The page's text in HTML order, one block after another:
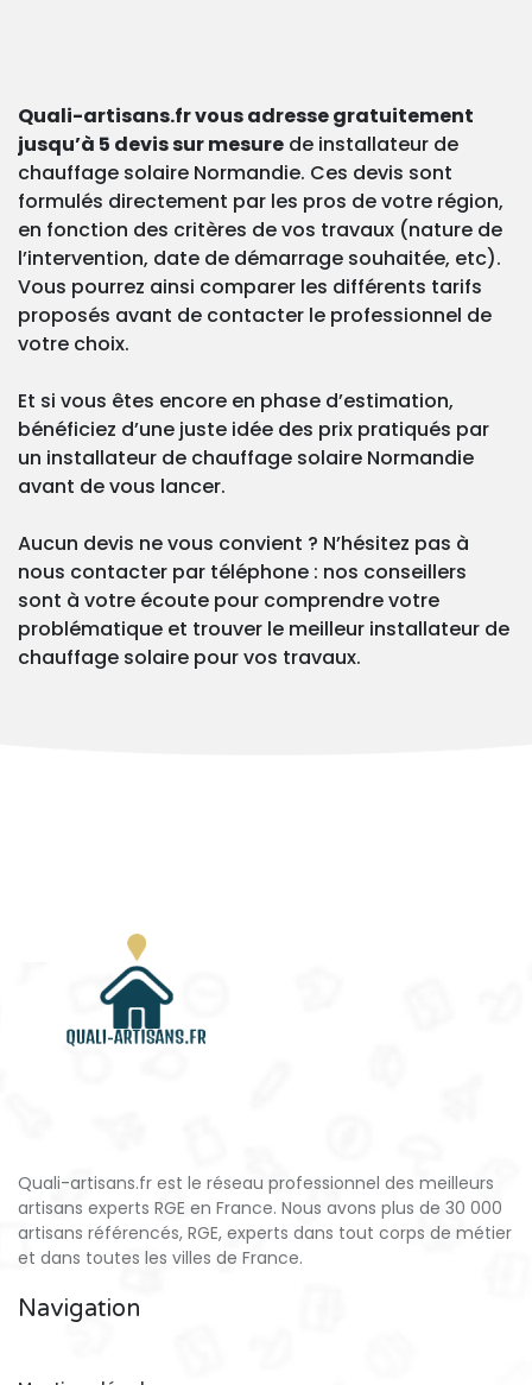
Quali-artisans.fr vous adresse gratuitement
jusqu’à 5 devis sur mesure de installateur de
chauffage solaire Normandie. Ces devis sont
formulés directement par les pros de votre région,
en fonction des critères de vos travaux (nature de
l’intervention, date de démarrage souhaitée, etc).
Vous pourrez ainsi comparer les différents tarifs
proposés avant de contacter le professionnel de
votre choix.
Et si vous êtes encore en phase d’estimation,
bénéficiez d’une juste idée des prix pratiqués par
un installateur de chauffage solaire Normandie
avant de vous lancer.
Aucun devis ne vous convient ? N’hésitez pas à
nous contacter par téléphone : nos conseillers
sont à votre écoute pour comprendre votre
problématique et trouver le meilleur installateur de
chauffage solaire pour vos travaux.
Quali-artisans.fr est le réseau professionnel des meilleurs
artisans experts RGE en France. Nous avons plus de 30 000
artisans référencés, RGE, experts dans tout corps de métier
et dans toutes les villes de France.
Navigation